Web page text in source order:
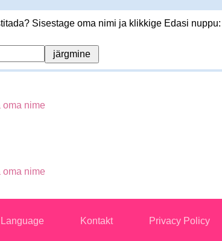
Sisestage oma nimi ja klikkige Edasi nuppu:
oma nime
oma nime
Kontakt Privacy Policy